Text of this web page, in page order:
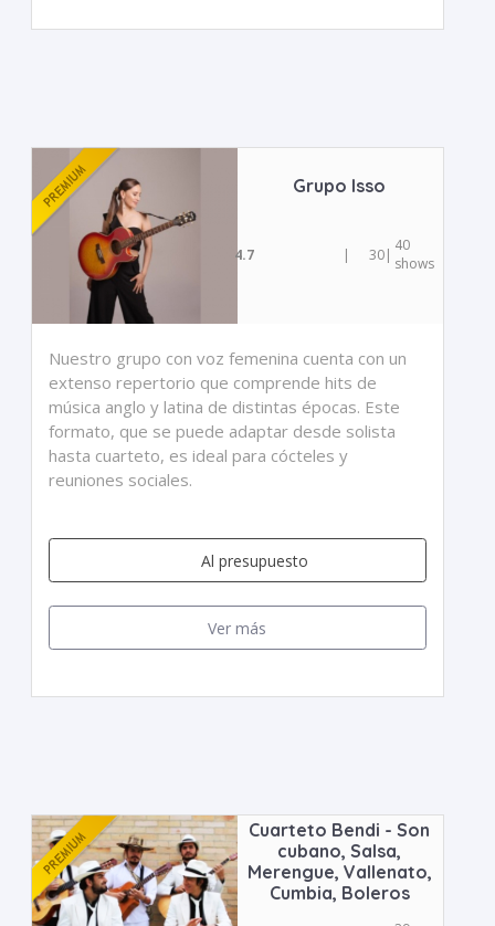
Grupo Isso
4.7 | 30| 40
shows
Nuestro grupo con voz femenina cuenta con un
extenso repertorio que comprende hits de
música anglo y latina de distintas épocas. Este
formato, que se puede adaptar desde solista
hasta cuarteto, es ideal para cócteles y
reuniones sociales.
Al presupuesto
Ver más
Cuarteto Bendi - Son
cubano, Salsa,
Merengue, Vallenato,
Cumbia, Boleros